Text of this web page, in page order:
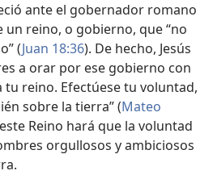
ante el gobernador romano
un reino, o gobierno, que “no
(Juan 18:36). De hecho, Jesús
a orar por ese gobierno con
tu reino. Efectúese tu voluntad,
sobre la tierra” (Mateo
Reino hará que la voluntad
orgullosos y ambiciosos